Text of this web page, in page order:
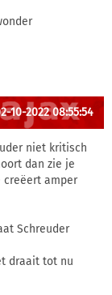
10-2022 08:55:54
niet kritisch
dan zie je
creëert amper
Schreuder
draait tot nu